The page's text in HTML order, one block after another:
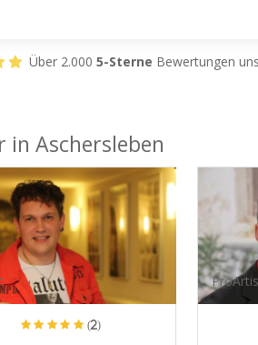
Über 2.000 5-Sterne Bewertungen
in Aschersleben
(2)